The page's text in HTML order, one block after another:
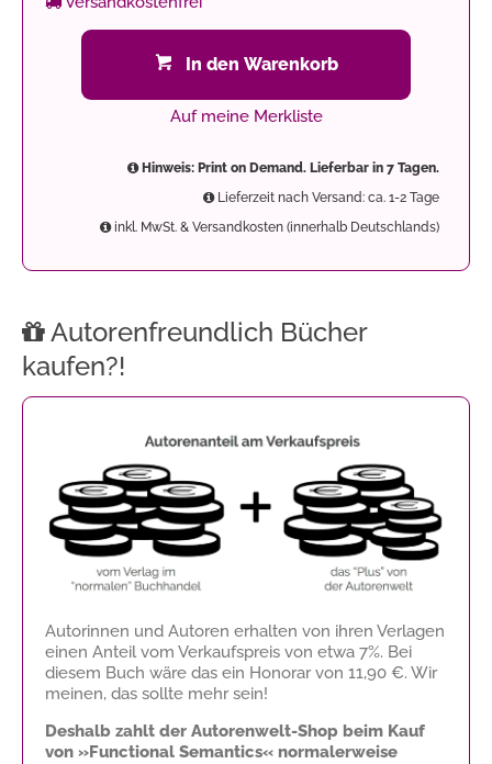
In den Warenkorb
Auf meine Merkliste
Hinweis: Print on Demand. Lieferbar in 7 Tagen.
Lieferzeit nach Versand: ca. 1-2 Tage
inkl. MwSt. & Versandkosten (innerhalb Deutschlands)
Autorenfreundlich Bücher
kaufen?!
Autorinnen und Autoren erhalten von ihren Verlagen
einen Anteil vom Verkaufspreis von etwa 7%. Bei
diesem Buch wäre das ein Honorar von 11,90 €. Wir
meinen, das sollte mehr sein!
Deshalb zahlt der Autorenwelt-Shop beim Kauf
von »Functional Semantics« normalerweise